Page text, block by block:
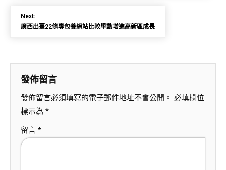
Next:
廣西出臺22條專包養網站比較舉動增進高新區成長
發佈留言
發佈留言必須填寫的電子郵件地址不會公開。 必填欄位
標示為 *
留言 *